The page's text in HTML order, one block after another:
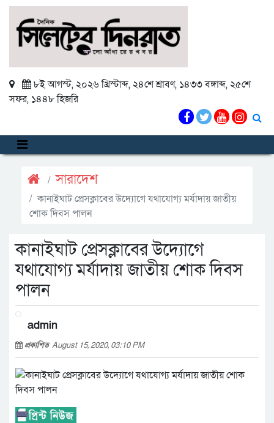
৮ই আগস্ট, ২০২৬ খ্রিস্টাব্দ, ২৪শে শ্রাবণ, ১৪৩৩ বঙ্গাব্দ, ২৫শে
সফর, ১৪৪৮ হিজরি
সারাদেশ
কানাইঘাট প্রেসক্লাবের উদ্যোগে যথাযোগ্য মর্যাদায় জাতীয়
শোক দিবস পালন
কানাইঘাট প্রেসক্লাবের উদ্যোগে
যথাযোগ্য মর্যাদায় জাতীয় শোক দিবস
পালন
admin
প্রকাশিতAugust 15, 2020, 03:10 PM